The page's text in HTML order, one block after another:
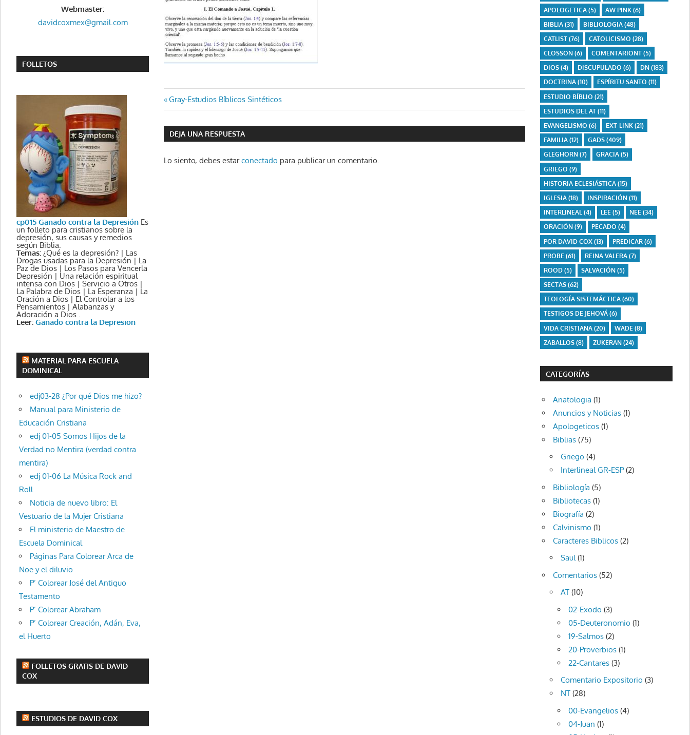
Navegación
de
entradas
Entrada
anterior:
Gray-Estudios Bíblicos Sintéticos
DEJA UNA RESPUESTA
Lo siento, debes estarconectado para publicar un comentario.
Webmaster:
davidcoxmex@gmail.com
FOLLETOS
cp015 Ganado contra la Depresión Es
un folleto para cristianos sobre la
depresión, sus causas y remedios
según Biblia.
Temas: ¿Qué es la depresión? | Las
Drogas usadas para la Depresión | La
Paz de Dios | Los Pasos para Vencerla
Depresión | Una relación espiritual
intensa con Dios | Servicio a Otros |
La Palabra de Dios | La Esperanza | La
Oración a Dios | El Controlar a los
Pensamientos | Alabanzas y
Adoración a Dios .
Leer: Ganado contra la Depresion
MATERIAL PARA ESCUELA
DOMINICAL
edj03-28 ¿Por qué Dios me hizo?
Manual para Ministerio de
Educación Cristiana
edj 01-05 Somos Hijos de la
Verdad no Mentira (verdad contra
mentira)
edj 01-06 La Música Rock and
Roll
Noticia de nuevo libro: El
Vestuario de la Mujer Cristiana
El ministerio de Maestro de
Escuela Dominical
Páginas Para Colorear Arca de
Noe y el diluvio
P’ Colorear José del Antiguo
Testamento
P’ Colorear Abraham
P’ Colorear Creación, Adán, Eva,
el Huerto
FOLLETOS GRATIS DE DAVID
COX
ESTUDIOS DE DAVID COX
APOLOGETICA(5) AW PINK(6)
BIBLIA(31) BIBLIOLOGIA(48)
CATLIST(76) CATOLICISMO (28)
CLOSSON(6) COMENTARIONT(5)
DIOS(4) DISCUPULADO (6) DN(183)
DOCTRINA(10) ESPÍRITU SANTO (11)
ESTUDIO BÍBLIO (21)
ESTUDIOS DEL AT(11)
EVANGELISMO (6) EXT-LINK(21)
FAMILIA(12) GADS(409)
GLEGHORN(7) GRACIA(5)
GRIEGO (9)
HISTORIA ECLESIÁSTICA(15)
IGLESIA(18) INSPIRACIÓN(11)
INTERLINEAL(4) LEE(5) NEE(34)
ORACIÓN(9) PECADO (4)
POR DAVID COX(13) PREDICAR(6)
PROBE (61) REINA VALERA(7)
ROOD(5) SALVACIÓN(5)
SECTAS(62)
TEOLOGÍA SISTEMÁCTICA(60)
TESTIGOS DE JEHOVÁ(6)
VIDA CRISTIANA(20) WADE (8)
ZABALLOS(8) ZUKERAN(24)
CATEGORÍAS
Anatologia (1)
Anuncios y Noticias (1)
Apologeticos (1)
Biblias (75)
Griego (4)
Interlineal GR-ESP(2)
Bibliología (5)
Bibliotecas (1)
Biografía (2)
Calvinismo (1)
Caracteres Biblicos (2)
Saul(1)
Comentarios (52)
AT (10)
02-Exodo (3)
05-Deuteronomio (1)
19-Salmos (2)
20-Proverbios (1)
22-Cantares (3)
Comentario Expositorio (3)
NT (28)
00-Evangelios (4)
04-Juan (1)